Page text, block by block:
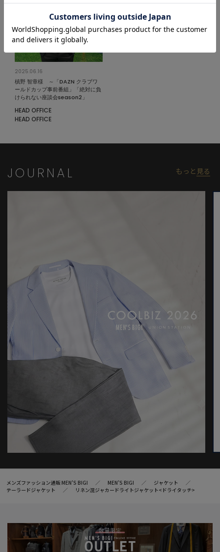
色気がほのかに香るようなエレガントなコーディネートを創り出
す。
モデル 身長184cm 胸囲95cm ウエスト78cm ヒップ94cm 着用サ
※照明・光の加減、PCやスマートフォンなどの環境により、製品
と画像のカラーの見え方が異なる場合がございます。
※画像はサンプルのため、色味やサイズ等の仕様が変更になる場
2025.06.16
槙野 智章様 ～「DAZN クラブワ
ールドカップ事前番組」「絶対に負
けられない座談会season2」
HEAD OFFICE
HEAD OFFICE
JOURNAL もっと 見る
メンズファッション通販 MEN'S BIGI MEN’S BIGI
ジャケット
テーラードジャケット
リネン混ジャカードライトジャケット<ドライタッチ>